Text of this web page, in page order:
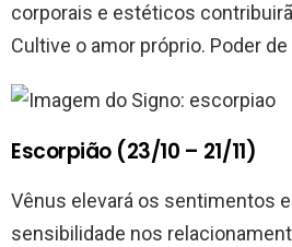
corporais e estéticos
Cultive o amor próprio. Poder
Escorpião (23/10 – 21/11)
Vênus elevará os sentimentos
sensibilidade nos